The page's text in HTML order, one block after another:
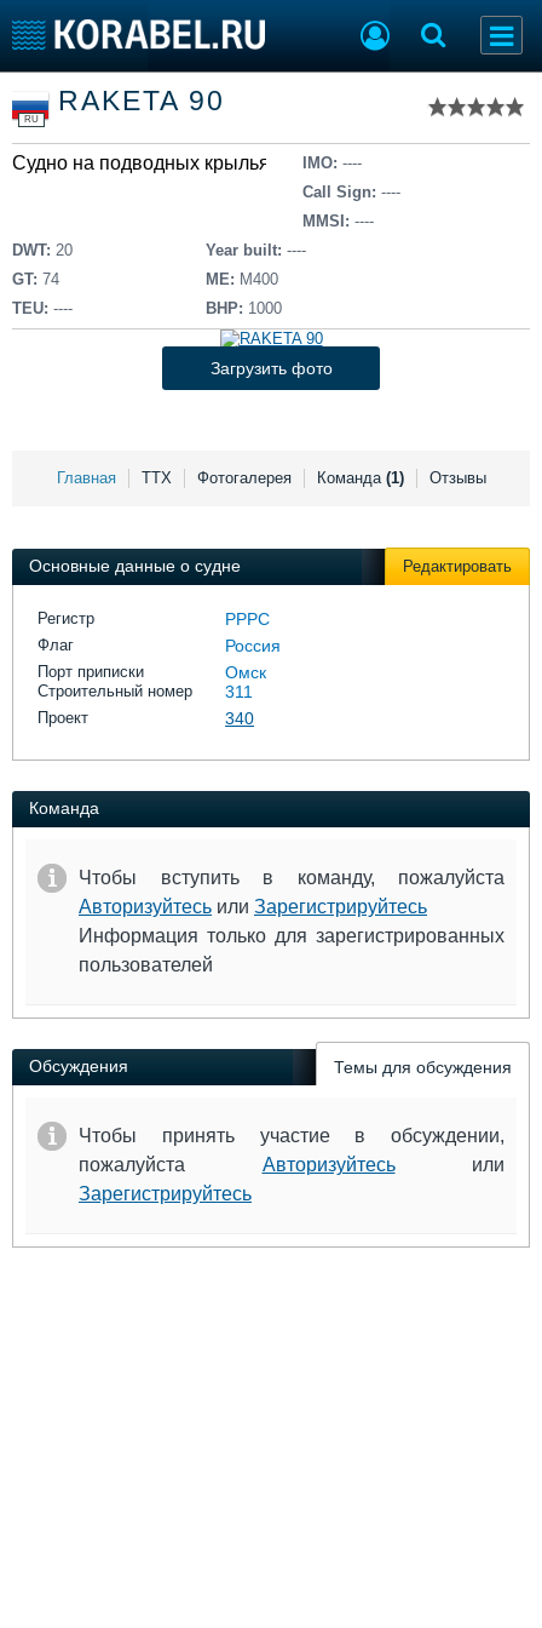
Тип судна
Добавить судно
Добавить проект
Последние 100
Пульс
Новости
Компании
Репутация
Торговая площадка
Доска объявлений
Продажа флота
Оборудование
Изделия
Материалы
Услуги
Выставки и семинары
Личности
Словарь
Галерея флота
Форум
RU
RAKETA 90
Судно на подводных крыльях IMO: ----
Call Sign: ----
MMSI: ----
DWT: 20
GT: 74
TEU: ----
Year built: ----
ME: M400
BHP: 1000
Загрузить фото
Главная ТТХ Фотогалерея Команда (1) Отзывы
Основные данные о судне Редактировать
Регистр РРРС
Флаг Россия
Порт приписки Омск
Строительный номер 311
Проект 340
Команда
Чтобы вступить в команду, пожалуйста
Авторизуйтесь или Зарегистрируйтесь
Информация только для зарегистрированных
пользователей
Обсуждения Темы для обсуждения
Чтобы принять участие в обсуждении,
пожалуйста Авторизуйтесьили
Зарегистрируйтесь